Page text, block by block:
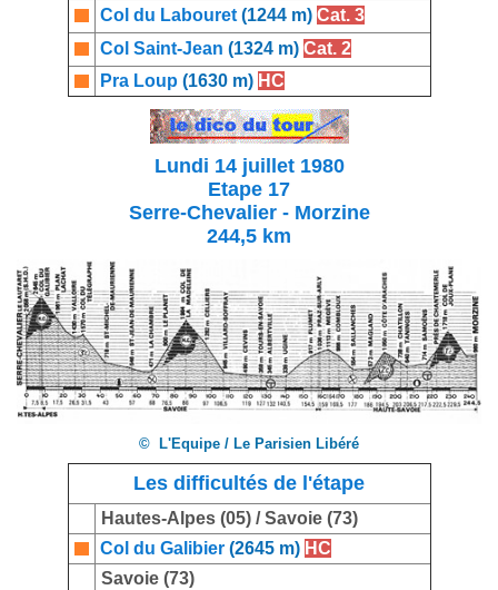
Col du Labouret(1244 m) Cat. 3
Col Saint-Jean (1324 m) Cat. 2
Pra Loup (1630 m) HC
Lundi 14 juillet 1980
Etape 17
Serre-Chevalier - Morzine
244,5 km
© L'Equipe / Le Parisien Libéré
Les difficultés de l'étape
Hautes-Alpes (05) / Savoie (73)
Col du Galibier(2645 m) HC
Savoie (73)